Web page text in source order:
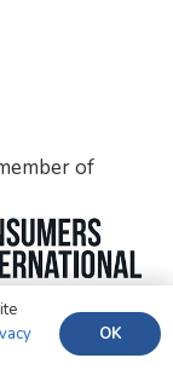
of
OK